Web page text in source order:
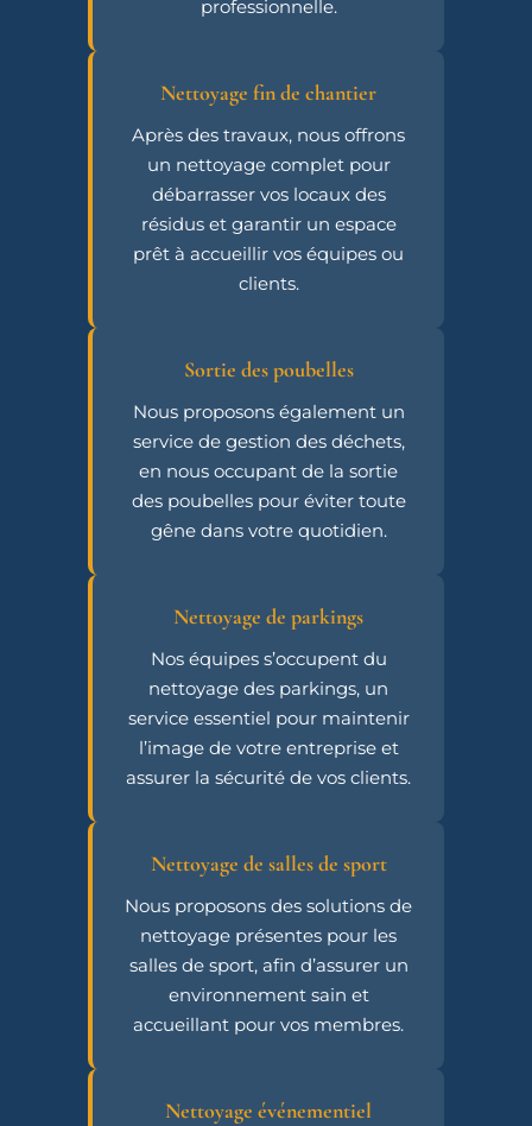
professionnelle.
Nettoyage fin de chantier
Après des travaux, nous offrons
un nettoyage complet pour
débarrasser vos locaux des
résidus et garantir un espace
prêt à accueillir vos équipes ou
clients.
Sortie des poubelles
Nous proposons également un
service de gestion des déchets,
en nous occupant de la sortie
des poubelles pour éviter toute
gêne dans votre quotidien.
Nettoyage de parkings
Nos équipes s’occupent du
nettoyage des parkings, un
service essentiel pour maintenir
l’image de votre entreprise et
assurer la sécurité de vos clients.
Nettoyage de salles de sport
Nous proposons des solutions de
nettoyage présentes pour les
salles de sport, afin d’assurer un
environnement sain et
accueillant pour vos membres.
Nettoyage événementiel